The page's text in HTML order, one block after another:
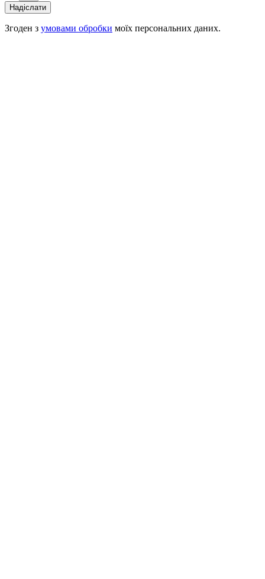
Надіслати
Згоден з умовами обробки моїх персональних даних.